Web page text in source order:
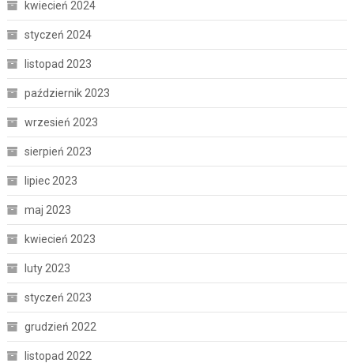
kwiecień 2024
styczeń 2024
listopad 2023
październik 2023
wrzesień 2023
sierpień 2023
lipiec 2023
maj 2023
kwiecień 2023
luty 2023
styczeń 2023
grudzień 2022
listopad 2022